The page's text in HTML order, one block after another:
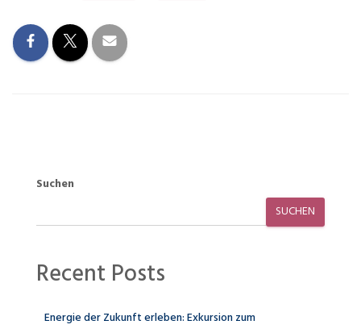
Suchen
SUCHEN
Recent Posts
Energie der Zukunft erleben: Exkursion zum